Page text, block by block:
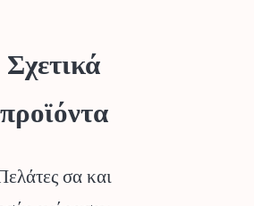
Σχετικά
προϊόντα
σα και